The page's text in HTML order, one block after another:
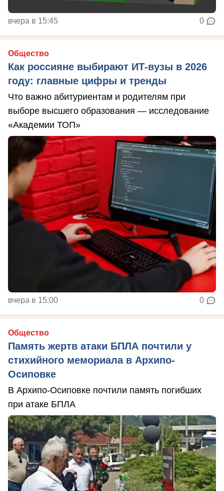
вчера в 15:45 0
Общество
Как россияне выбирают ИТ-вузы в 2026
году: главные цифры и тренды
Что важно абитуриентам и родителям при
выборе высшего образования — исследование
«Академии ТОП»
вчера в 15:00 0
Общество
Память жертв атаки БПЛА почтили у
стихийного мемориала в Архипо-
Осиповке
В Архипо-Осиповке почтили память погибших
при атаке БПЛА